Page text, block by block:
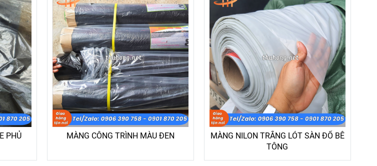
PHỦ
MÀNG CÔNG TRÌNH MÀU ĐEN
MÀNG NILON TRẮNG LÓT SÀN ĐỔ BÊ
TÔNG